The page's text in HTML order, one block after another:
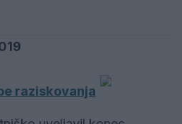
raziskovanja